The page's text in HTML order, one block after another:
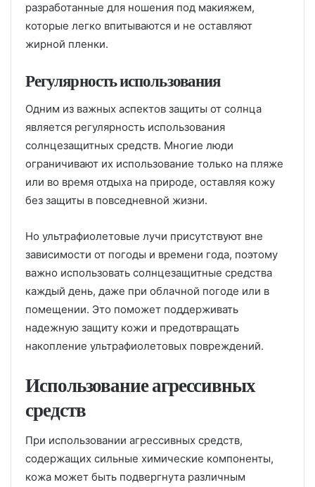
разработанные для ношения под макияжем,
которые легко впитываются и не оставляют
жирной пленки.
Регулярность использования
Одним из важных аспектов защиты от солнца
является регулярность использования
солнцезащитных средств. Многие люди
ограничивают их использование только на пляже
или во время отдыха на природе, оставляя кожу
без защиты в повседневной жизни.
Но ультрафиолетовые лучи присутствуют вне
зависимости от погоды и времени года, поэтому
важно использовать солнцезащитные средства
каждый день, даже при облачной погоде или в
помещении. Это поможет поддерживать
надежную защиту кожи и предотвращать
накопление ультрафиолетовых повреждений.
Использование агрессивных
средств
При использовании агрессивных средств,
содержащих сильные химические компоненты,
кожа может быть подвергнута различным